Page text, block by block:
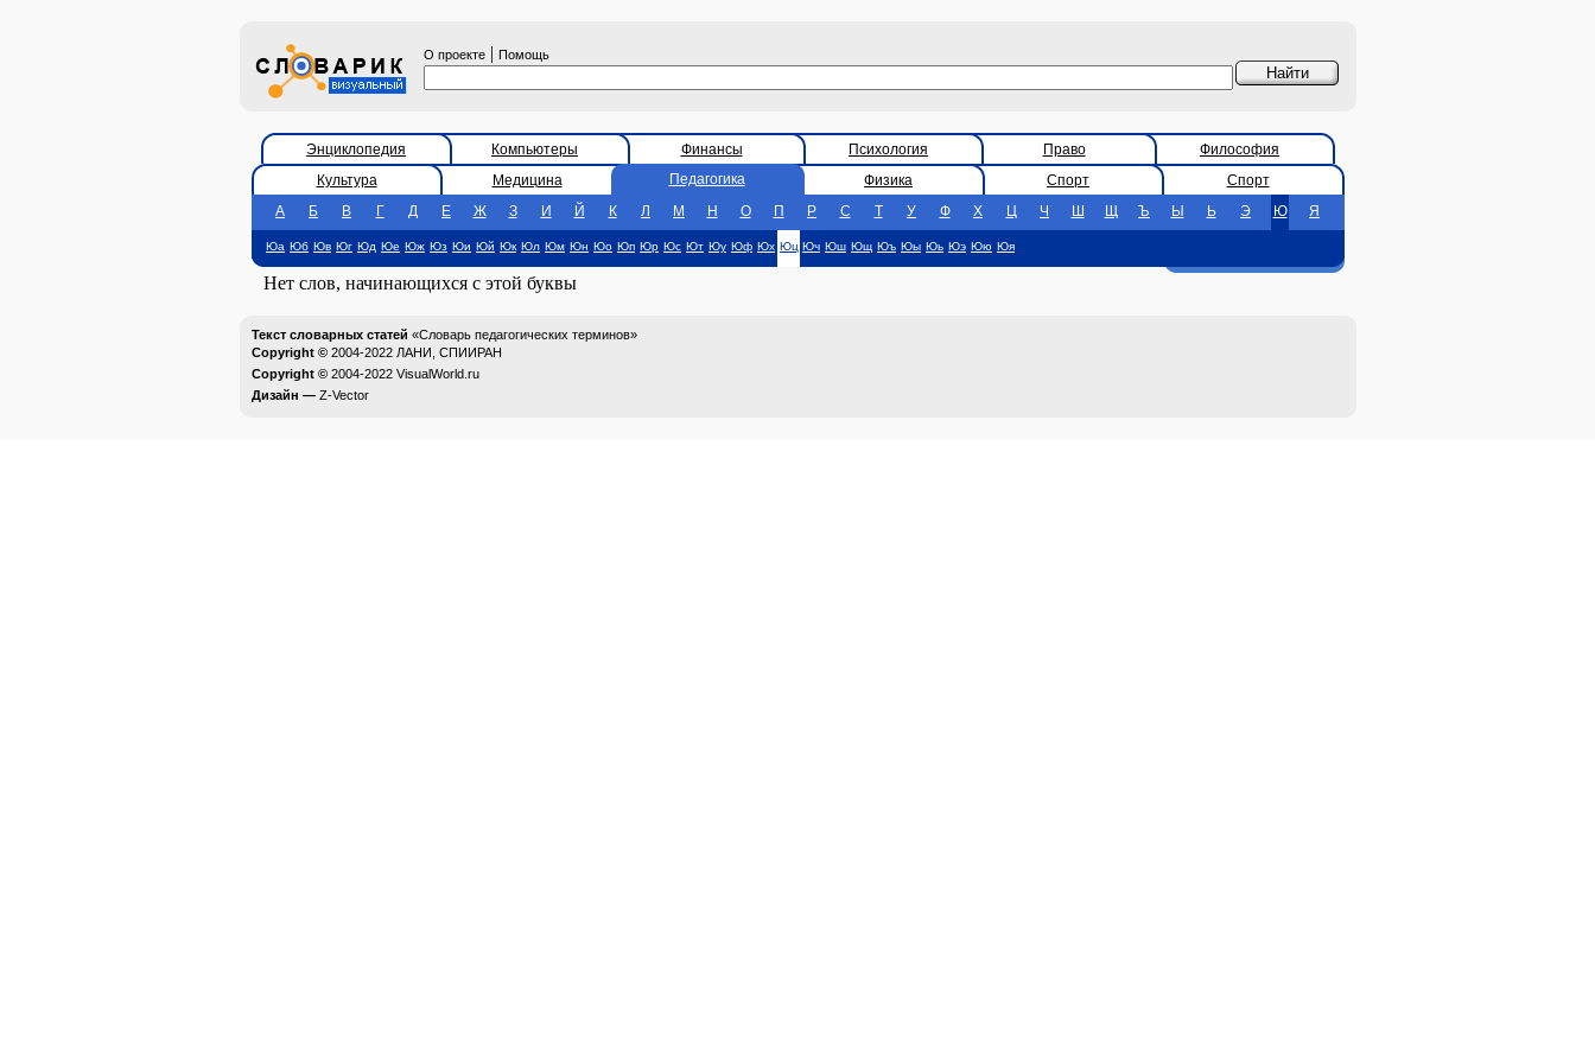
О проекте | Помощь
Энциклопедия Компьютеры Финансы Психология Право
Философия
Культура
Медицина Педагогика Физика Спорт
Спорт
А
Б В Г Д Е Ж З И Й К Л М Н О П Р С Т У Ф Х Ц Ч Ш Щ Ъ Ы Ь Э Ю Я
Юа Юб Юв Юг Юд Юе Юж Юз Юи Юй Юк Юл Юм Юн Юо Юп Юр Юс Ют Юу Юф Юх Юц Юч Юш Ющ Юъ Юы Юь Юэ Юю Юя
Нет слов, начинающихся с этой буквы
Текст словарных статей «Словарь педагогических терминов»
Copyright © 2004-2022 ЛАНИ, СПИИРАН
Copyright © 2004-2022 VisualWorld.ru
Дизайн — Z-Vector